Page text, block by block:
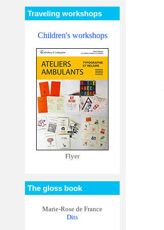
Traveling workshops
Children's workshops
Flyer
The gloss book
Marie-Rose de France
Dits